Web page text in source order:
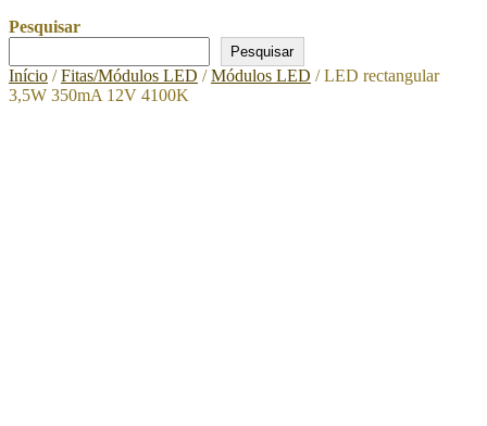
Pesquisar
Pesquisar
Início /Fitas/Módulos LED /Módulos LED / LED rectangular
3,5W 350mA 12V 4100K